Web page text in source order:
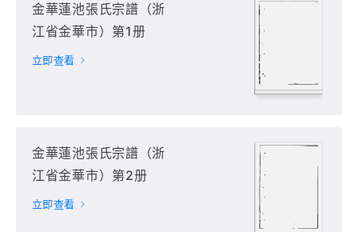
金華蓮池張氏宗譜（浙
江省金華市）第1册
立即查看
金華蓮池張氏宗譜（浙
江省金華市）第2册
立即查看